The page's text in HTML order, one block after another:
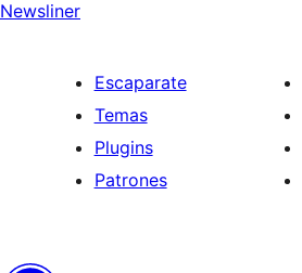
Newsliner
Escaparate
Temas
Plugins
Patrones